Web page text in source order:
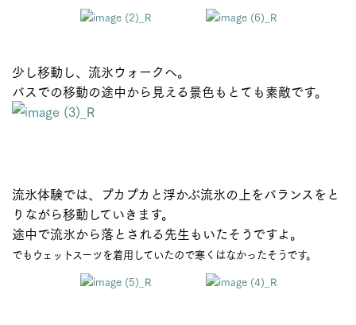
少し移動し、流氷ウォークへ。
バスでの移動の途中から見える景色もとても素敵です。
流氷体験では、プカプカと浮かぶ流氷の上をバランスをと
りながら移動していきます。
途中で流氷から落とされる先生もいたそうですよ。
でもウェットスーツを着用していたので寒くはなかったそうです。